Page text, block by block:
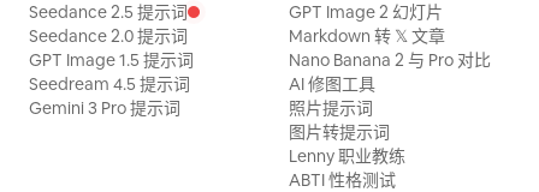
Seedance 2.5 提示词
Seedance 2.0 提示词
GPT Image 1.5 提示词
Seedream 4.5 提示词
Gemini 3 Pro 提示词
GPT Image 2 幻灯片
Markdown 转 𝕏 文章
Nano Banana 2 与 Pro 对比
AI 修图工具
照片提示词
图片转提示词
Lenny 职业教练
ABTI 性格测试